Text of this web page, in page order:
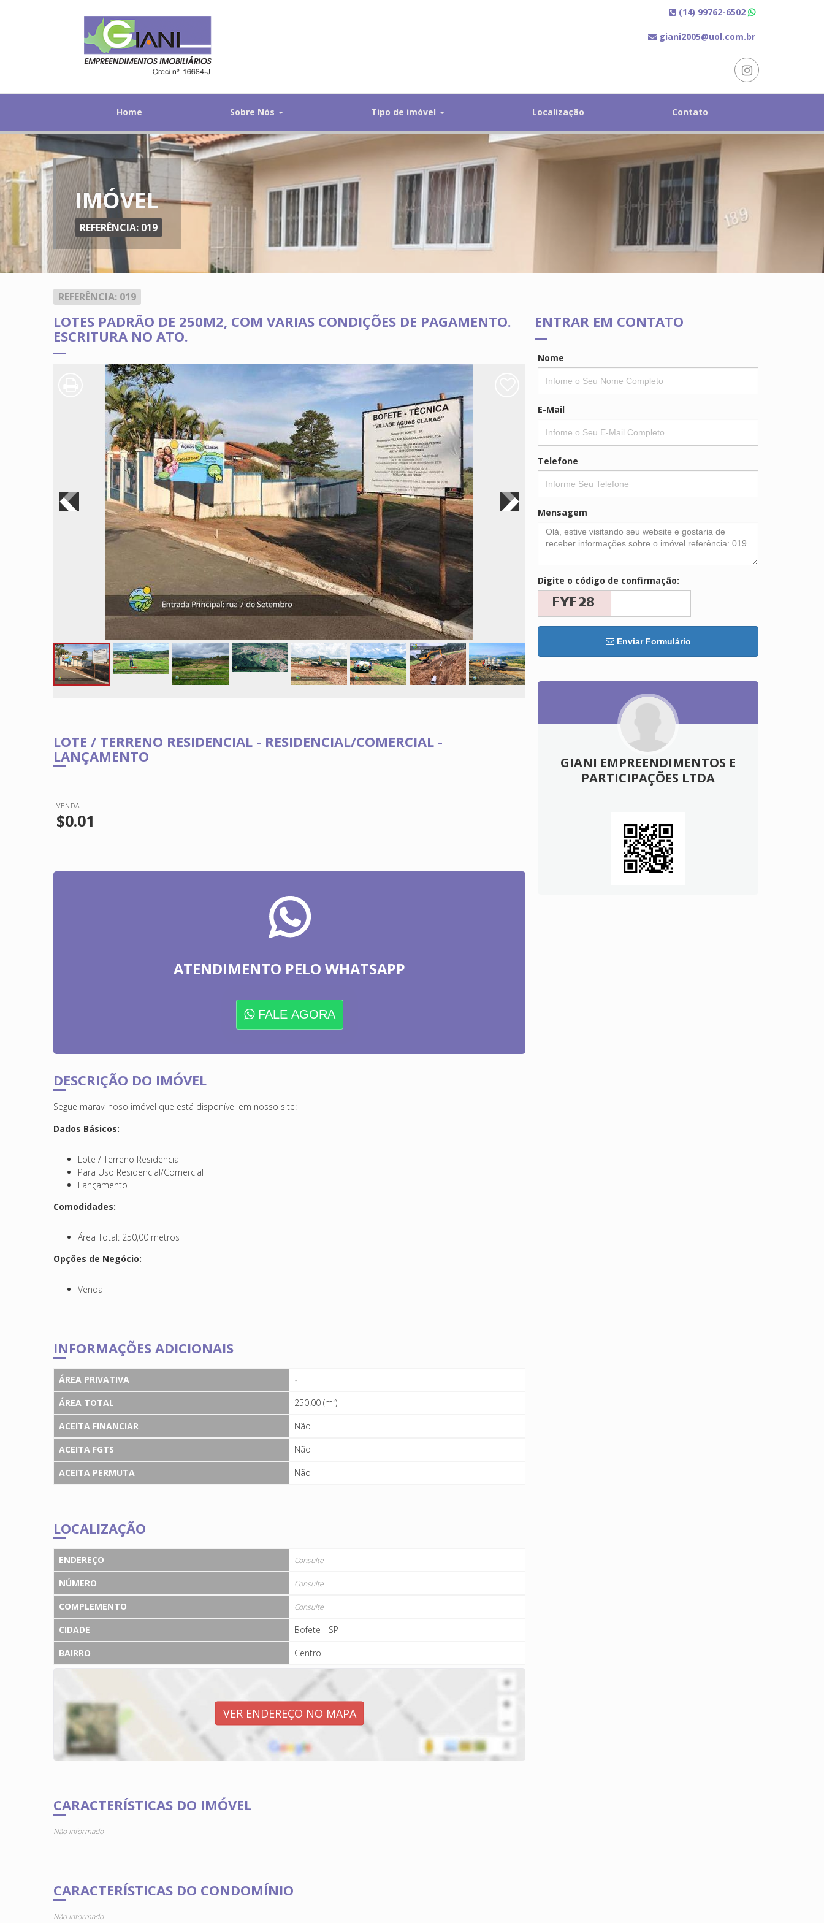
(14) 99762-6502
giani2005@uol.com.br
Home Sobre Nós Tipo de imóvel Localização Contato
IMÓVEL
REFERÊNCIA: 019
REFERÊNCIA: 019
LOTES PADRÃO DE 250M2, COM VARIAS CONDIÇÕES DE PAGAMENTO.
ESCRITURA NO ATO.
LOTE / TERRENO RESIDENCIAL - RESIDENCIAL/COMERCIAL -
LANÇAMENTO
VENDA
$0.01
ATENDIMENTO PELO WHATSAPP
FALE AGORA
DESCRIÇÃO DO IMÓVEL
Segue maravilhoso imóvel que está disponível em nosso site:
Dados Básicos:
Lote / Terreno Residencial
Para Uso Residencial/Comercial
Lançamento
Comodidades:
Área Total: 250,00 metros
Opções de Negócio:
Venda
INFORMAÇÕES ADICIONAIS
ÁREA PRIVATIVA -
ÁREA TOTAL
250.00 (m²)
ACEITA FINANCIAR
Não
ACEITA FGTS
Não
ACEITA PERMUTA
Não
LOCALIZAÇÃO
ENDEREÇO Consulte
NÚMERO Consulte
COMPLEMENTO Consulte
CIDADE
Bofete - SP
BAIRRO
Centro
VER ENDEREÇO NO MAPA
CARACTERÍSTICAS DO IMÓVEL
Não Informado
CARACTERÍSTICAS DO CONDOMÍNIO
Não Informado
ENTRAR EM CONTATO
Nome
E-Mail
Telefone
Mensagem
Digite o código de confirmação:
Enviar Formulário
GIANI EMPREENDIMENTOS E
PARTICIPAÇÕES LTDA